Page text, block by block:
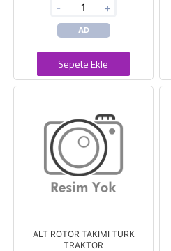
- +
AD
Sepete Ekle
ALT ROTOR TAKIMI TURK
TRAKTOR